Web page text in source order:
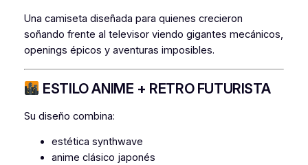
,
9
5
€
.
€
.
h
w
a
e
c
a
Una camiseta diseñada para quienes crecieron
soñando frente al televisor viendo gigantes mecánicos,
openings épicos y aventuras imposibles.
ESTILO ANIME + RETRO FUTURISTA
Su diseño combina:
estética synthwave
anime clásico japonés